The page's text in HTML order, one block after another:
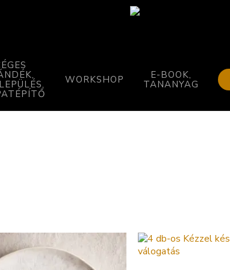
WORKSHOP
E-BOOK,
TANANYAG